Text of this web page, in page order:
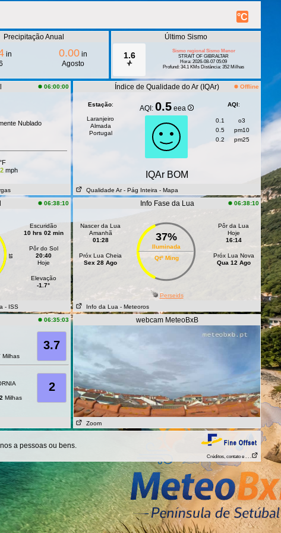
°C
Precipitação Anual
in
0.00 in
Agosto
Último Sismo
1.6
Sismo regional Sismo Menor
STRAIT OF GIBRALTAR
Hora: 2026-08-07 05:09
Profund: 34.1 KMs Distância: 352 Milhas
06:00:00
Nublado
°F
mph
Índice de Qualidade do Ar (IQAr) Offline
Estação:
Laranjeiro
Almada
Portugal
AQI: 0.5 eea AQI:
0.1
o3
0.5
pm10
0.2
pm25
IQAr BOM
Qualidade Ar - Pág Inteira - Mapa
06:38:10
18
Escuridão
10 hrs 02 min
Pôr do Sol
20:40
Hoje
Elevação
-1.7°
- ISS
Info Fase da Lua 06:38:10
Nascer da Lua
Amanhã
01:28
Próx Lua Cheia
Sex 28 Ago
37%
Iluminada
Qtº Ming
Pôr da Lua
Hoje
16:14
Próx Lua Nova
Qua 12 Ago
Perseids
Info da Lua - Meteoros
06:35:03
3.7
Milhas
2
Milhas
webcam MeteoBxB
Zoom
a pessoas ou bens.
Créditos, contato e . . .